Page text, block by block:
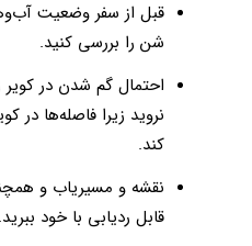
قبل از سفر وضعیت
شن را بررسی کنید.
احتمال گم شدن در
نروید زیرا فاصله‌ها در
کند.
نقشه و مسیریاب و
قابل ردیابی با خود ببرید.